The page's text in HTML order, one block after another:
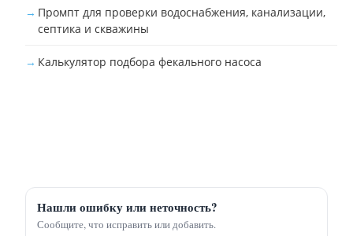
Промпт для проверки водоснабжения, канализации,
септика и скважины
Калькулятор подбора фекального насоса
Нашли ошибку или неточность?
Сообщите, что исправить или добавить.